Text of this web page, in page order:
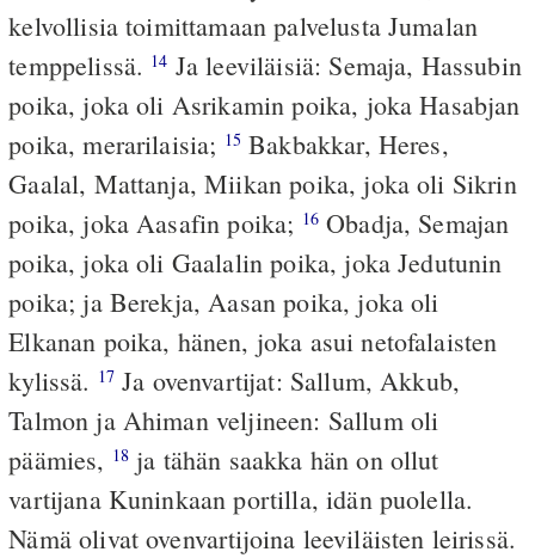
kelvollisia toimittamaan palvelusta Jumalan
temppelissä. 14 Ja leeviläisiä: Semaja, Hassubin
poika, joka oli Asrikamin poika, joka Hasabjan
poika, merarilaisia; 15 Bakbakkar, Heres,
Gaalal, Mattanja, Miikan poika, joka oli Sikrin
poika, joka Aasafin poika; 16Obadja, Semajan
poika, joka oli Gaalalin poika, joka Jedutunin
poika; ja Berekja, Aasan poika, joka oli
Elkanan poika, hänen, joka asui netofalaisten
kylissä. 17 Ja ovenvartijat: Sallum, Akkub,
Talmon ja Ahiman veljineen: Sallum oli
päämies, 18 ja tähän saakka hän on ollut
vartijana Kuninkaan portilla, idän puolella.
Nämä olivat ovenvartijoina leeviläisten leirissä.